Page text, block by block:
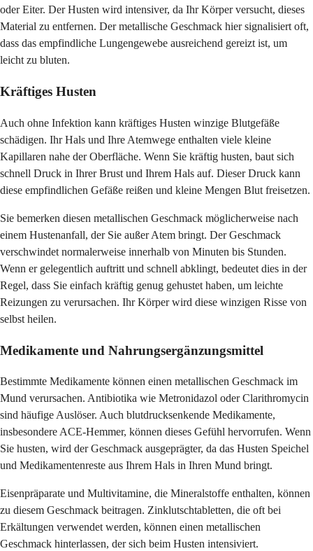
oder Eiter. Der Husten wird intensiver, da Ihr Körper versucht, dieses
Material zu entfernen. Der metallische Geschmack hier signalisiert oft,
dass das empfindliche Lungengewebe ausreichend gereizt ist, um
leicht zu bluten.
Kräftiges Husten
Auch ohne Infektion kann kräftiges Husten winzige Blutgefäße
schädigen. Ihr Hals und Ihre Atemwege enthalten viele kleine
Kapillaren nahe der Oberfläche. Wenn Sie kräftig husten, baut sich
schnell Druck in Ihrer Brust und Ihrem Hals auf. Dieser Druck kann
diese empfindlichen Gefäße reißen und kleine Mengen Blut freisetzen.
Sie bemerken diesen metallischen Geschmack möglicherweise nach
einem Hustenanfall, der Sie außer Atem bringt. Der Geschmack
verschwindet normalerweise innerhalb von Minuten bis Stunden.
Wenn er gelegentlich auftritt und schnell abklingt, bedeutet dies in der
Regel, dass Sie einfach kräftig genug gehustet haben, um leichte
Reizungen zu verursachen. Ihr Körper wird diese winzigen Risse von
selbst heilen.
Medikamente und Nahrungsergänzungsmittel
Bestimmte Medikamente können einen metallischen Geschmack im
Mund verursachen. Antibiotika wie Metronidazol oder Clarithromycin
sind häufige Auslöser. Auch blutdrucksenkende Medikamente,
insbesondere ACE-Hemmer, können dieses Gefühl hervorrufen. Wenn
Sie husten, wird der Geschmack ausgeprägter, da das Husten Speichel
und Medikamentenreste aus Ihrem Hals in Ihren Mund bringt.
Eisenpräparate und Multivitamine, die Mineralstoffe enthalten, können
zu diesem Geschmack beitragen. Zinklutschtabletten, die oft bei
Erkältungen verwendet werden, können einen metallischen
Geschmack hinterlassen, der sich beim Husten intensiviert.